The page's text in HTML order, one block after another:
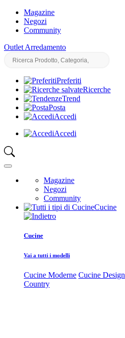
Magazine
Negozi
Community
Outlet Arredamento
Preferiti
Ricerche
Trend
Posta
Accedi
Accedi
Magazine
Negozi
Community
Cucine
Cucine
Vai a tutti i modelli
Cucine Moderne Cucine Design
Country